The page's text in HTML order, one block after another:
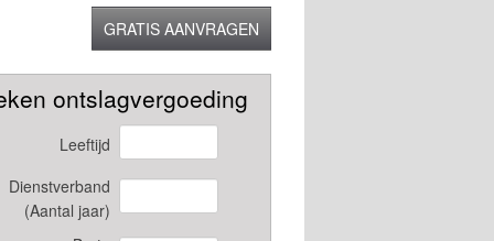
GRATIS AANVRAGEN
ontslagvergoeding
Leeftijd
Dienstverband
(Aantal jaar)